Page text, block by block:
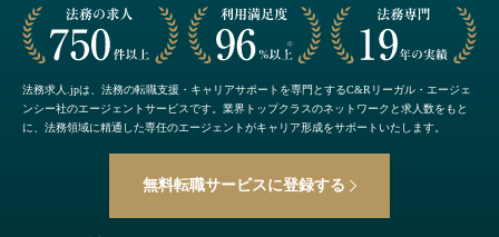
法務求人.jpは、法務の転職支援・キャリアサポートを専門とするC&Rリーガル・エージェ
ンシー社のエージェントサービスです。業界トップクラスのネットワークと求人数をもと
に、法務領域に精通した専任のエージェントがキャリア形成をサポートいたします。
無料転職サービスに登録する